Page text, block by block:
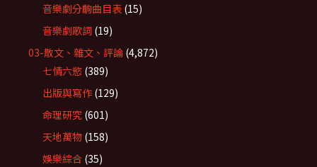
音樂劇分齣曲目表 (15)
音樂劇歌詞 (19)
03-散文、雜文、評論 (4,872)
七情六慾 (389)
出版與寫作 (129)
命理研究 (601)
天地萬物 (158)
娛樂綜合 (35)